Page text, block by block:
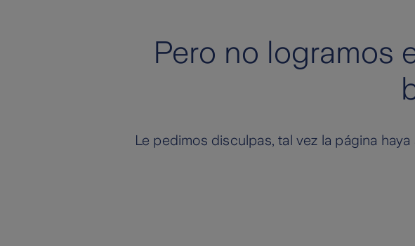
Pero no logramos
Le pedimos disculpas, tal vez la página